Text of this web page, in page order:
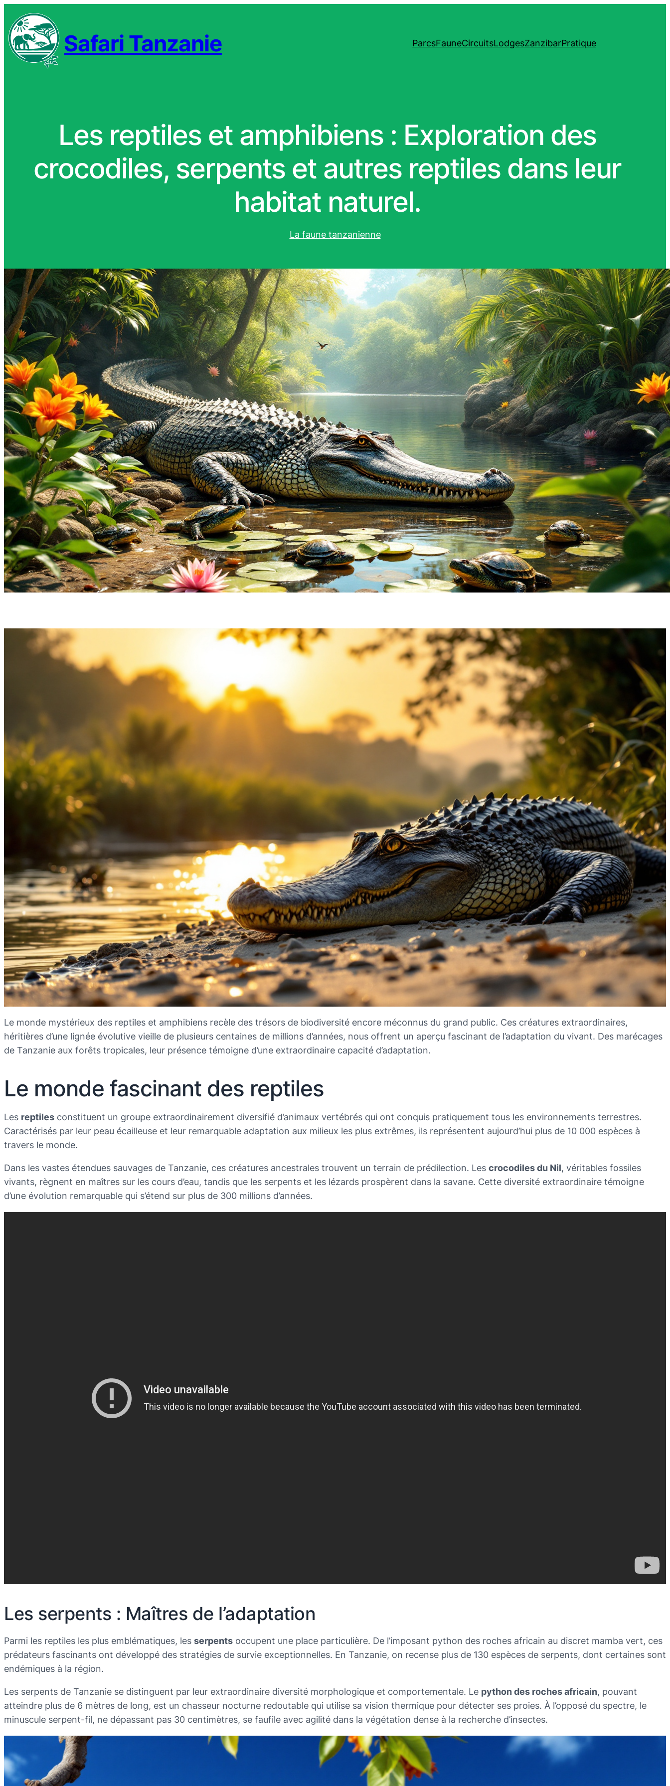
Safari Tanzanie ParcsFauneCircuitsLodgesZanzibarPratique
Les reptiles et amphibiens : Exploration des
crocodiles, serpents et autres reptiles dans leur
habitat naturel.
La faune tanzanienne
Le monde mystérieux des reptiles et amphibiens recèle des trésors de biodiversité encore méconnus du grand public. Ces créatures extraordinaires,
héritières d’une lignée évolutive vieille de plusieurs centaines de millions d’années, nous offrent un aperçu fascinant de l’adaptation du vivant. Des marécages
de Tanzanie aux forêts tropicales, leur présence témoigne d’une extraordinaire capacité d’adaptation.
Le monde fascinant des reptiles
Les reptiles constituent un groupe extraordinairement diversifié d’animaux vertébrés qui ont conquis pratiquement tous les environnements terrestres.
Caractérisés par leur peau écailleuse et leur remarquable adaptation aux milieux les plus extrêmes, ils représentent aujourd’hui plus de 10 000 espèces à
travers le monde.
Dans les vastes étendues sauvages de Tanzanie, ces créatures ancestrales trouvent un terrain de prédilection. Les crocodiles du Nil, véritables fossiles
vivants, règnent en maîtres sur les cours d’eau, tandis que les serpents et les lézards prospèrent dans la savane. Cette diversité extraordinaire témoigne
d’une évolution remarquable qui s’étend sur plus de 300 millions d’années.
Les serpents : Maîtres de l’adaptation
Parmi les reptiles les plus emblématiques, les serpents occupent une place particulière. De l’imposant python des roches africain au discret mamba vert, ces
prédateurs fascinants ont développé des stratégies de survie exceptionnelles. En Tanzanie, on recense plus de 130 espèces de serpents, dont certaines sont
endémiques à la région.
Les serpents de Tanzanie se distinguent par leur extraordinaire diversité morphologique et comportementale. Le python des roches africain, pouvant
atteindre plus de 6 mètres de long, est un chasseur nocturne redoutable qui utilise sa vision thermique pour détecter ses proies. À l’opposé du spectre, le
minuscule serpent-fil, ne dépassant pas 30 centimètres, se faufile avec agilité dans la végétation dense à la recherche d’insectes.